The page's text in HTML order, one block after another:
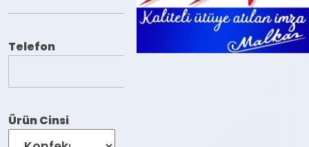
Telefon
Ürün Cinsi